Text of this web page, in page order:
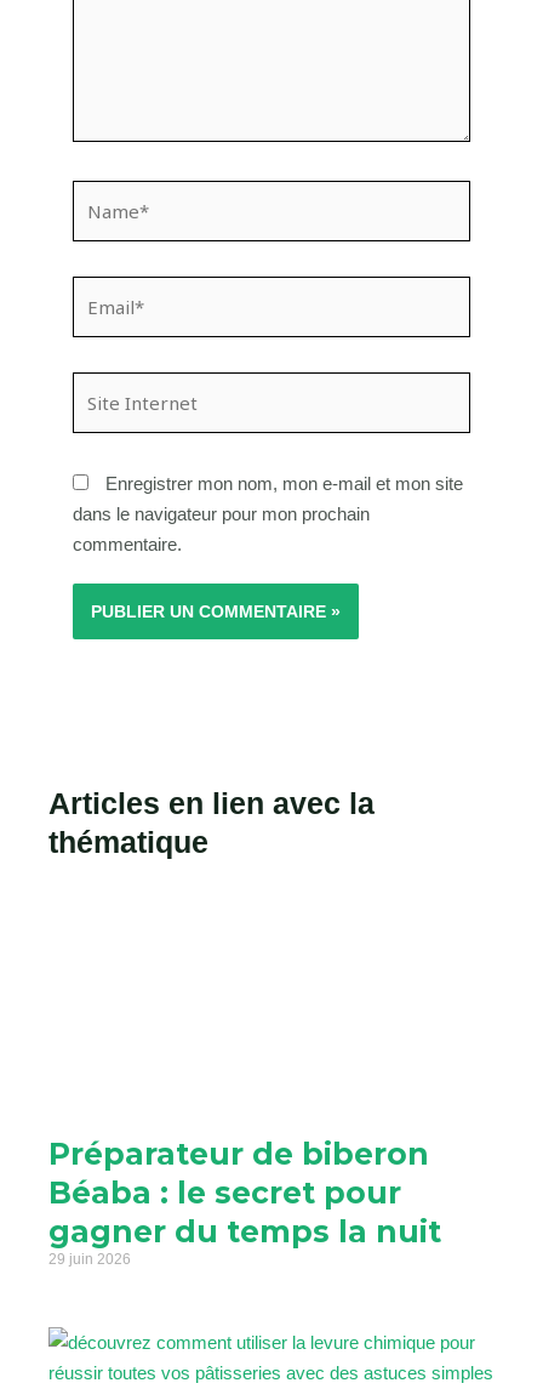
Internet
Enregistrer mon nom, mon e-mail et mon site
dans le navigateur pour mon prochain
commentaire.
Articles en lien avec la
thématique
Préparateur de biberon
Béaba : le secret pour
gagner du temps la nuit
29 juin 2026